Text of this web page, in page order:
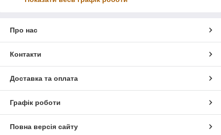
Про нас
Контакти
Доставка та оплата
Графік роботи
Повна версія сайту